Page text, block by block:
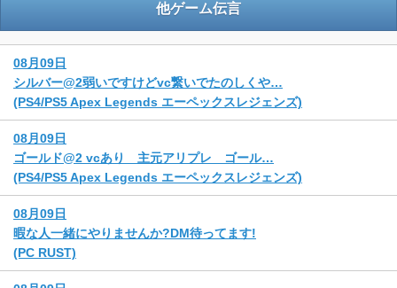
他ゲーム伝言
08月09日
シルバー@2弱いですけどvc繋いでたのしくや…
(PS4/PS5 Apex Legends エーペックスレジェンズ)
08月09日
ゴールド@2 vcあり 主元アリプレ ゴール…
(PS4/PS5 Apex Legends エーペックスレジェンズ)
08月09日
暇な人一緒にやりませんか?DM待ってます!
(PC RUST)